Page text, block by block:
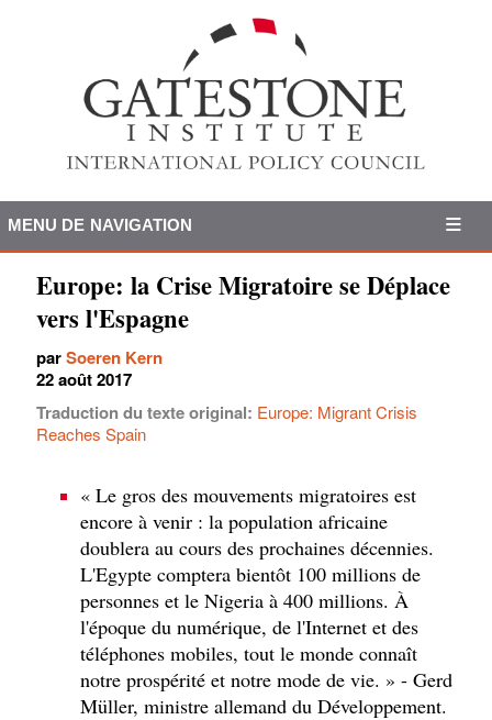
MENU DE NAVIGATION
Europe: la Crise Migratoire se Déplace
vers l'Espagne
parSoeren Kern
22 août 2017
Traduction du texte original: Europe: Migrant Crisis
Reaches Spain
« Le gros des mouvements migratoires est
encore à venir : la population africaine
doublera au cours des prochaines décennies.
L'Egypte comptera bientôt 100 millions de
personnes et le Nigeria à 400 millions. À
l'époque du numérique, de l'Internet et des
téléphones mobiles, tout le monde connaît
notre prospérité et notre mode de vie. » - Gerd
Müller, ministre allemand du Développement.